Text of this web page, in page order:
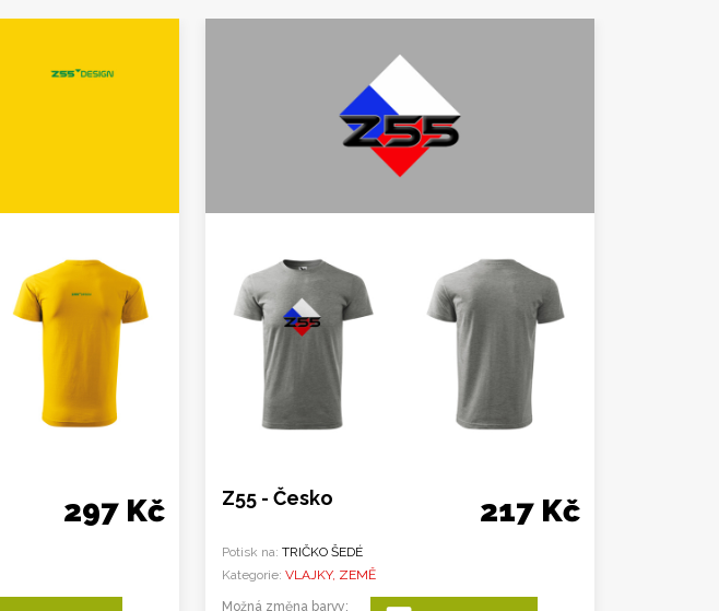
297 Kč Z55 - Česko 217 Kč
Potisk na: TRIČKO ŠEDÉ
Kategorie: VLAJKY, ZEMĚ
Možná změna barvy: